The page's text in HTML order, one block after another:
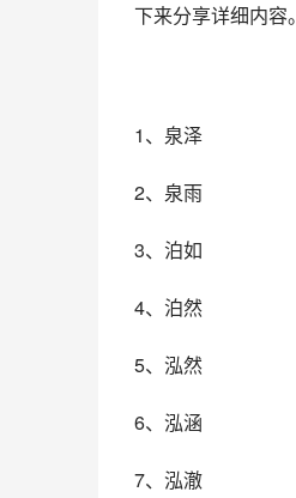
下来分享详细内容。
1、泉泽
2、泉雨
3、泊如
4、泊然
5、泓然
6、泓涵
7、泓澈